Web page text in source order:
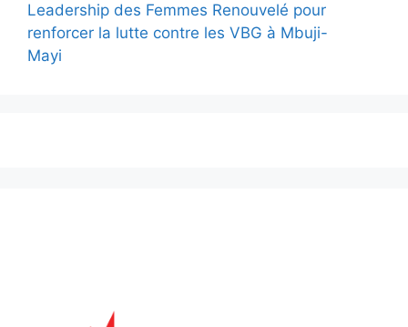
Leadership des Femmes Renouvelé pour
renforcer la lutte contre les VBG à Mbuji-
Mayi